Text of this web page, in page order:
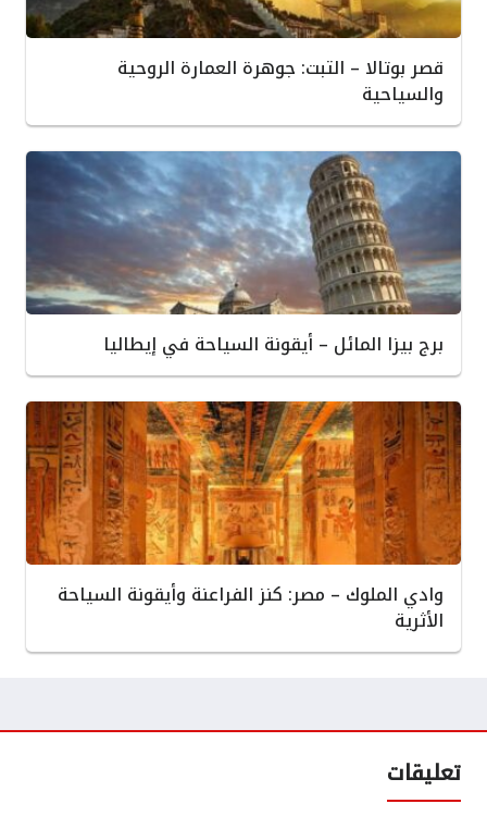
قصر بوتالا – التبت: جوهرة العمارة الروحية
والسياحية
برج بيزا المائل – أيقونة السياحة في إيطاليا
وادي الملوك – مصر: كنز الفراعنة وأيقونة السياحة
الأثرية
تعليقات